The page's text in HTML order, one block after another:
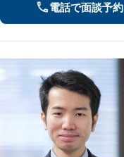
電話で面談予約